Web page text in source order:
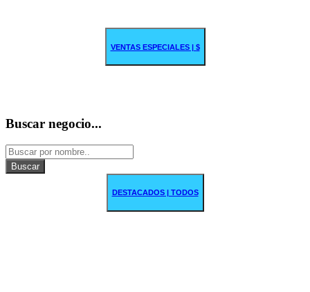
VENTAS ESPECIALES | $
Buscar negocio...
Buscar
DESTACADOS | TODOS